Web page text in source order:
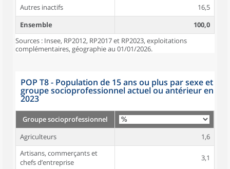
Autres inactifs
16,5
Ensemble
100,0
Sources : Insee, RP2012, RP2017 et RP2023, exploitations
complémentaires, géographie au 01/01/2026.
POP T8 - Population de 15 ans ou plus par sexe et
groupe socioprofessionnel actuel ou antérieur en
2023
Groupe socioprofessionnel
Agriculteurs
1,6
Artisans, commerçants et
chefs d’entreprise
3,1